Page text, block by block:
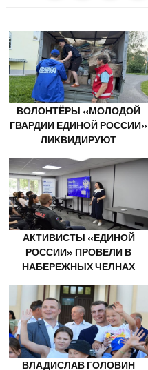
ВОЛОНТЁРЫ «МОЛОДОЙ
ГВАРДИИ ЕДИНОЙ РОССИИ»
ЛИКВИДИРУЮТ
НА УРАЛЕ И ДАЛЬНЕМ
ВОСТОКЕ
АКТИВИСТЫ «ЕДИНОЙ
РОССИИ» ПРОВЕЛИ В
НАБЕРЕЖНЫХ ЧЕЛНАХ
МЕРОПРИЯТИЯ ДЛЯ
МОЛОДЫХ СПЕЦИАЛИСТОВ
КАМАЗА
ВЛАДИСЛАВ ГОЛОВИН